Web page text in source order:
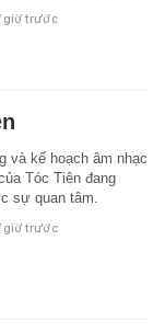
giờ trước
và kế hoạch âm nhạc
Tóc Tiên đang
sự quan tâm.
giờ trước